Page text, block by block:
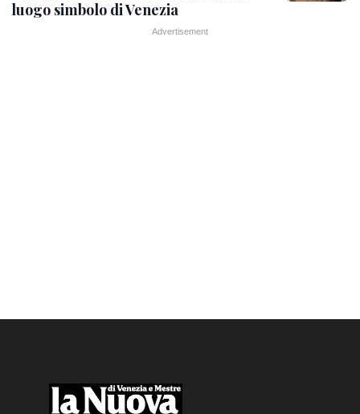
luogo simbolo di Venezia